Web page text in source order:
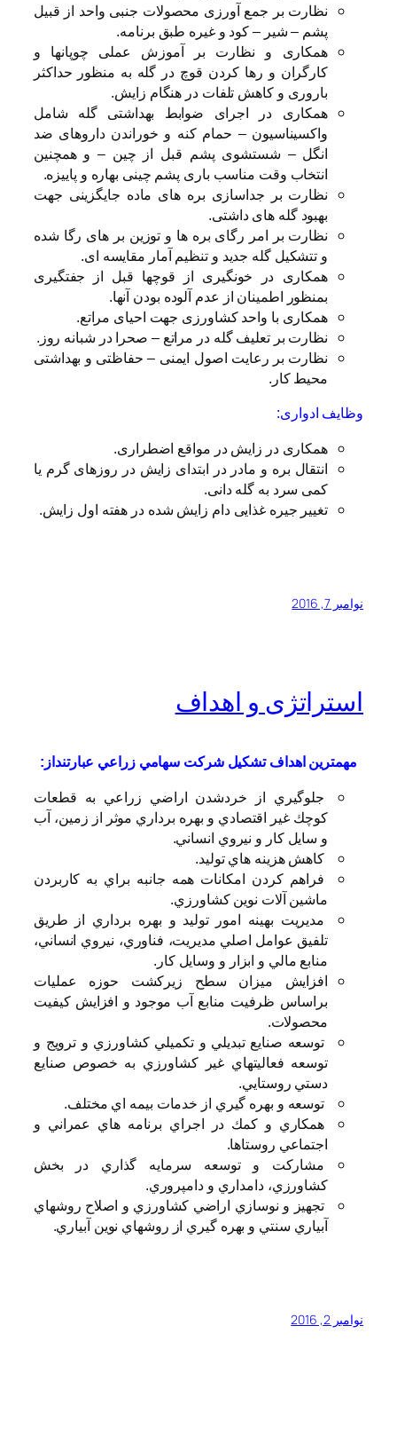
نظارت بر جمع آورزی محصولات جنبی واحد از قبیل
پشم – شیر – کود و غیره طبق برنامه.
همکاری و نظارت بر آموزش عملی چوپانها و
کارگران و رها کردن قوچ در گله به منظور حداکثر
باروری و کاهش تلفات در هنگام زایش.
همکاری در اجرای ضوابط بهداشتی گله شامل
واکسیناسیون – حمام کنه و خوراندن داروهای ضد
انگل – شستشوی پشم قبل از چین – و همچنین
انتخاب وقت مناسب باری پشم چینی بهاره و پاییزه.
نظارت بر جداسازی بره های ماده جایگزینی جهت
بهبود گله های داشتی.
نظارت بر امر رگای بره ها و توزین بر های رگا شده
و تتشکیل گله جدید و تنظیم آمار مقایسه ای.
همکاری در خونگیری از قوچها قبل از جفتگیری
بمنظور اطمینان از عدم آلوده بودن آنها.
همکاری با واحد کشاورزی جهت احیای مراتع.
نظارت بر تعلیف گله در مراتع – صحرا در شبانه روز.
نظارت بر رعایت اصول ایمنی – حفاظتی و بهداشتی
محیط کار.
وظایف ادواری:
همکاری در زایش در مواقع اضطراری.
انتقال بره و مادر در ابتدای زایش در روزهای گرم یا
کمی سرد به گله دانی.
تغییر جیره غذایی دام زایش شده در هفته اول زایش.
نوامبر 7, 2016
استراتژی و اهداف
مهمترين اهداف تشكيل شركت سهامي زراعي عبارتنداز:
جلوگيري از خردشدن اراضي زراعي به قطعات
كوچك غير اقتصادي و بهره برداري موثر از زمين، آب
و سايل كار و نيروي انساني.
كاهش هزينه هاي توليد.
فراهم كردن امكانات همه جانبه براي به كاربردن
ماشين آلات نوين كشاورزي.
مديريت بهينه امور توليد و بهره برداري از طريق
تلفيق عوامل اصلي مديريت، فناوري، نيروي انساني،
منابع مالي و ابزار و وسايل كار.
افزايش ميزان سطح زيركشت حوزه عمليات
براساس ظرفيت منابع آب موجود و افزايش كيفيت
محصولات.
توسعه صنايع تبديلي و تكميلي كشاورزي و ترويج و
توسعه فعاليتهاي غير كشاورزي به خصوص صنايع
دستي روستايي.
توسعه و بهره گيري از خدمات بيمه اي مختلف.
همكاري و كمك در اجراي برنامه هاي عمراني و
اجتماعي روستاها.
مشاركت و توسعه سرمايه گذاري در بخش
كشاورزي، دامداري و دامپروري.
تجهيز و نوسازي اراضي كشاورزي و اصلاح روشهاي
آبياري سنتي و بهره گيري از روشهاي نوين آبياري.
نوامبر 2, 2016